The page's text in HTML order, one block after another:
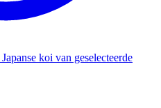
Japanse koi van geselecteerde